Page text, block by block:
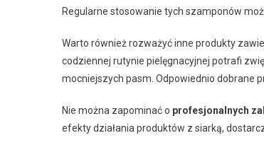
Regularne stosowanie tych szamponów
Warto również rozważyć inne produkty
codziennej rutynie pielęgnacyjnej potrafi
mocniejszych pasm. Odpowiednio dobrane
Nie można zapominać o profesjonalnych
efekty działania produktów z siarką,